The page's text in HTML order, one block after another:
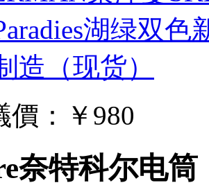
湖绿双
造（现货）
：
￥980
奈特科尔电筒